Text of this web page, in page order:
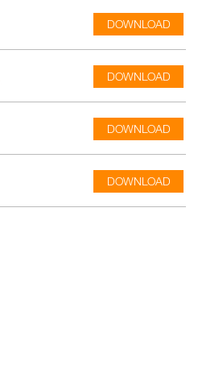
DOWNLOAD
DOWNLOAD
DOWNLOAD
DOWNLOAD